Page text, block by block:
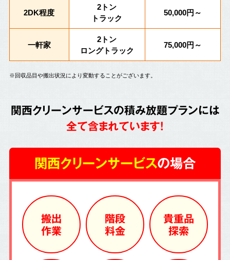
2DK程度
2トン
トラック
50,000円～
一軒家
2トン
ロングトラック
75,000円～
※回収品目や搬出状況により変動することがございます。
関西クリーンサービスの積み放題プランには
全て含まれています!
関西クリーンサービスの場合
搬出
作業
階段
料金
貴重品
探索